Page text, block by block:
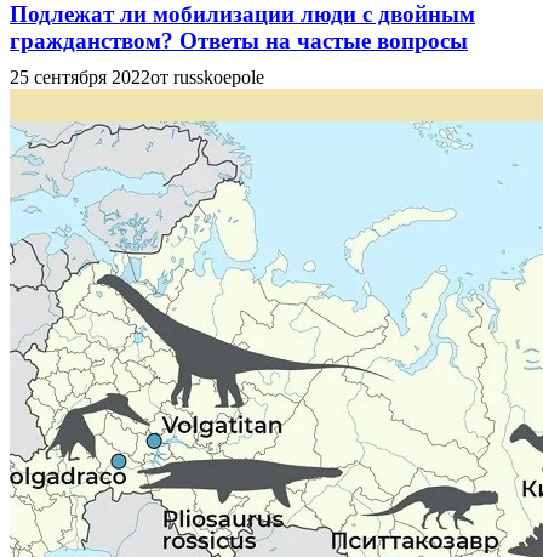
Подлежат ли мобилизации люди с двойным
гражданством? Ответы на частые вопросы
25 сентября 2022от russkoepole